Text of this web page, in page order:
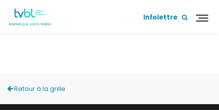
Infolettre
Retour à la grille